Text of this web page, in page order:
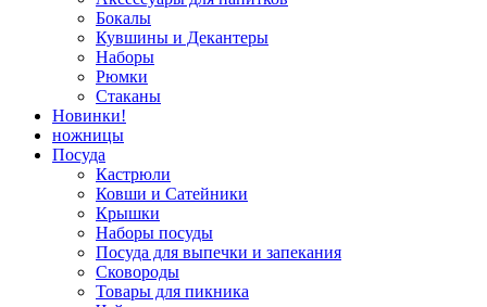
Бокалы
Кувшины и Декантеры
Наборы
Рюмки
Стаканы
Новинки!
ножницы
Посуда
Кастрюли
Ковши и Сатейники
Крышки
Наборы посуды
Посуда для выпечки и запекания
Сковороды
Товары для пикника